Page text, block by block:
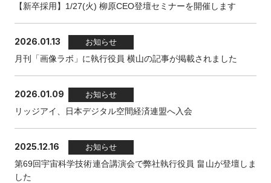
【新卒採用】1/27(火) 柳原CEO登壇セミナーを開催します
2026.01.13 お知らせ
月刊「画像ラボ」に執行役員 横山の記事が掲載されました
2026.01.09 お知らせ
リッジアイ、日本デジタル空間経済連盟へ入会
2025.12.16 お知らせ
第69回宇宙科学技術連合講演会で弊社執行役員 畠山が登壇しま
した